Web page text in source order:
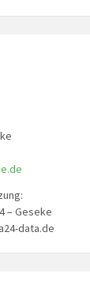
– Geseke
data.de